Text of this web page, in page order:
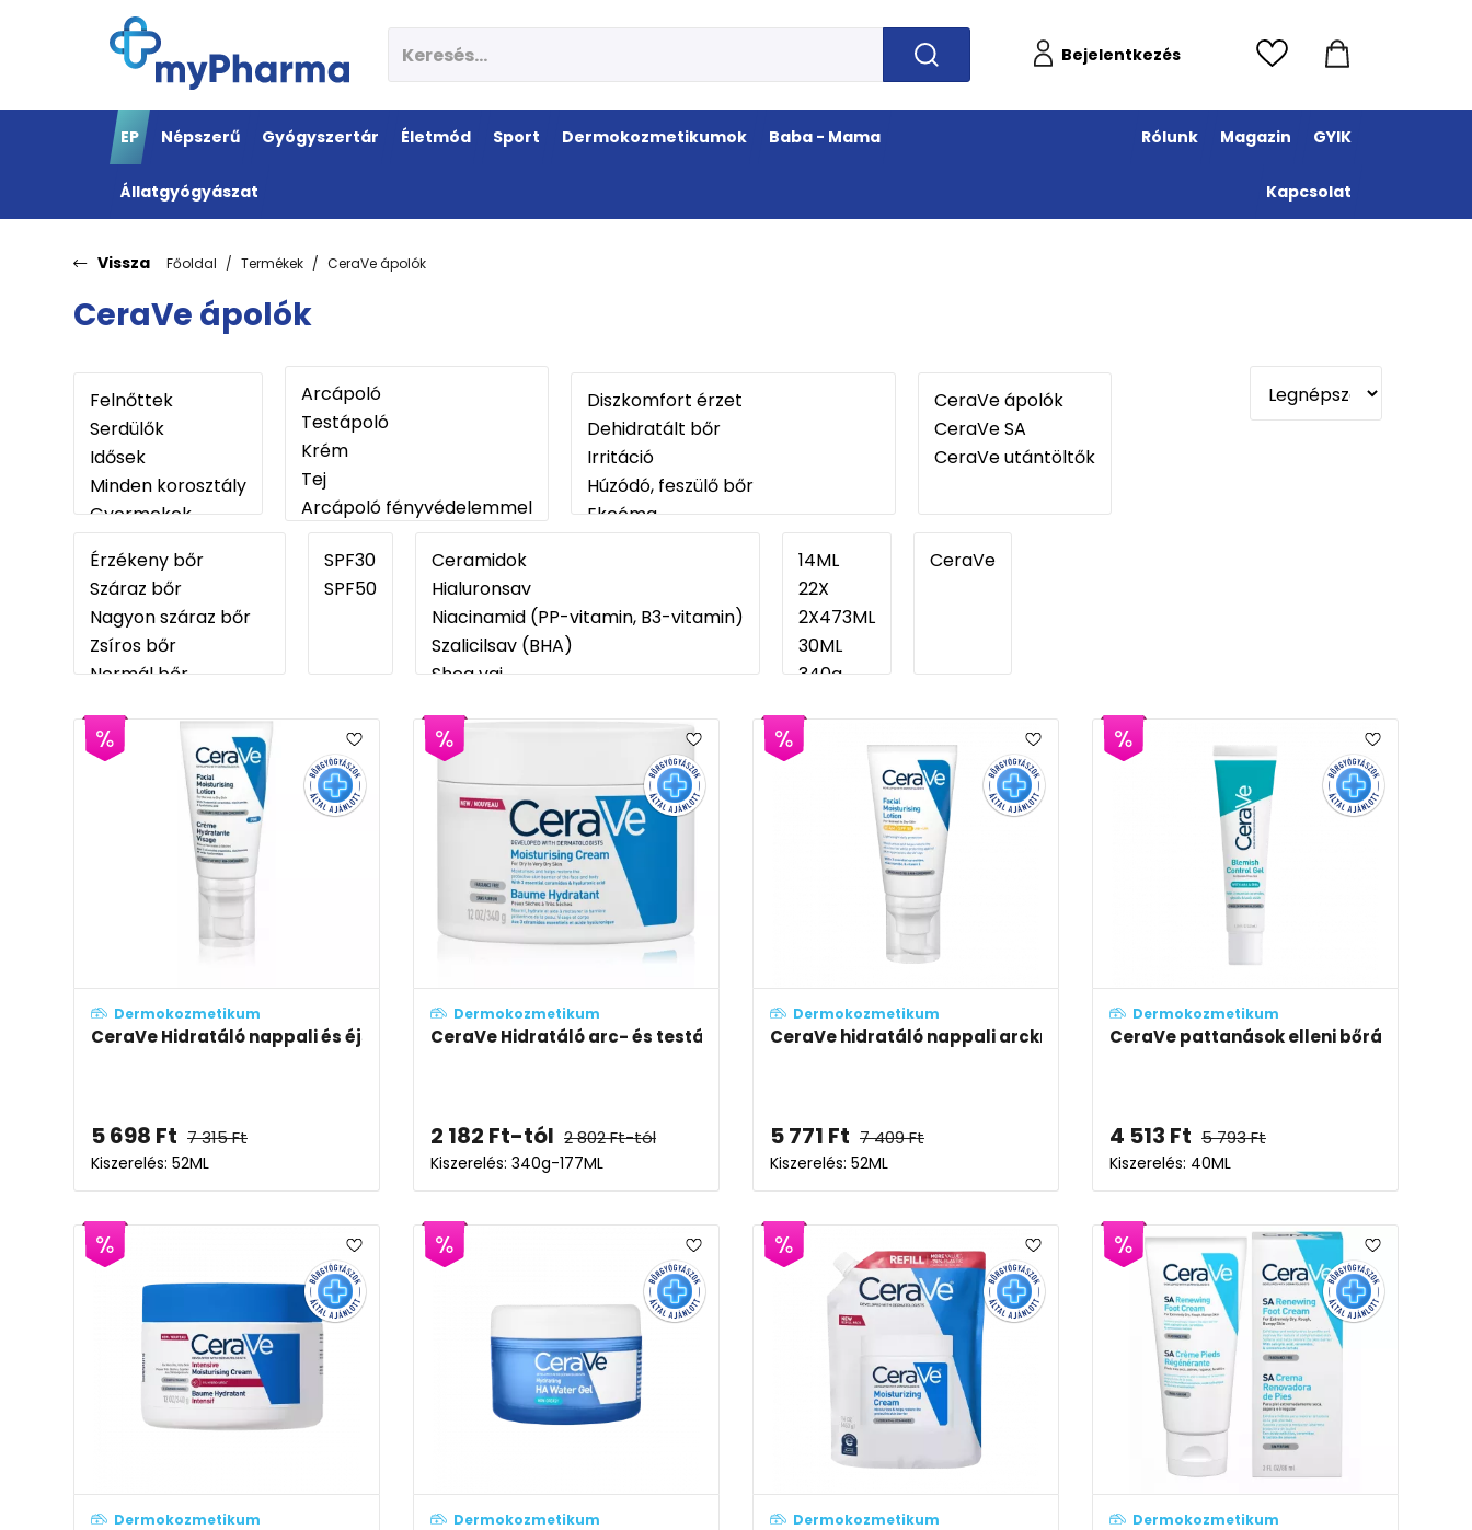
Bejelentkezés
EP Népszerű Gyógyszertár Életmód Sport Dermokozmetikumok Baba - Mama
Állatgyógyászat
Rólunk Magazin GYIK
Kapcsolat
Vissza Főoldal Termékek CeraVe ápolók
CeraVe ápolók
Dermokozmetikum
CeraVe Hidratáló nappali és éjszakai arckrém
5 698 Ft 7 315Ft
Kiszerelés: 52ML
Dermokozmetikum
CeraVe Hidratáló arc- és testápoló krém
2 182 Ft-tól 2 802Ft-tól
Kiszerelés: 340g-177ML
Dermokozmetikum
CeraVe hidratáló nappali arckrém SPF50 fényvédelemmel
5 771 Ft 7 409Ft
Kiszerelés: 52ML
Dermokozmetikum
CeraVe pattanások elleni bőrápoló gél
4 513 Ft 5 793Ft
Kiszerelés: 40ML
Dermokozmetikum Dermokozmetikum Dermokozmetikum Dermokozmetikum